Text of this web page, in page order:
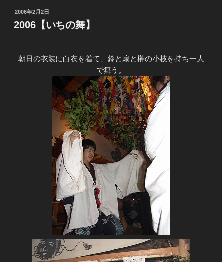
投
稿
日:
2006年2月2日
2006【いちの舞】
朝日の衣装に白衣を着て、鈴と扇と榊の小枝を持ち一人
で舞う。